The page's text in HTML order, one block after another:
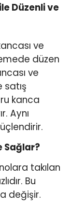
Düzenli ve
ve
düzen
ve
satış
kanca
Aynı
Sağlar?
takılan
Bu
değişir.